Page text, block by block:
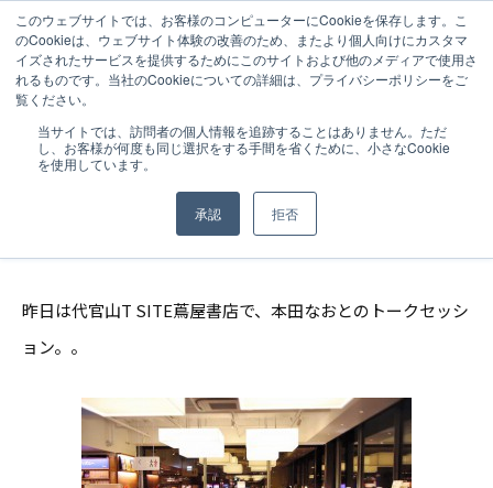
このウェブサイトでは、お客様のコンピューターにCookieを保存します。こ
のCookieは、ウェブサイト体験の改善のため、またより個人向けにカスタマ
イズされたサービスを提供するためにこのサイトおよび他のメディアで使用さ
れるものです。当社のCookieについての詳細は、プライバシーポリシーをご
覧ください。
当サイトでは、訪問者の個人情報を追跡することはありません。ただ
し、お客様が何度も同じ選択をする手間を省くために、小さなCookie
を使用しています。
承認 拒否
【CEOブログ】代官山T-SITE蔦屋書店イ
昨日は代官山T SITE蔦屋書店で、本田なおとのトークセッシ
ョン。。